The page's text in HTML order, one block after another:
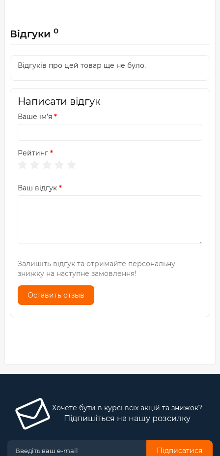
Відгуки 0
Відгуків про цей товар ще не було.
Написати відгук
Ваше ім’я
Рейтинг
Ваш відгук
Залишіть відгук та отримайте персональну
знижку на наступне замовлення!
Оставить отзыв
Хочете бути в курсі всіх акцій та знижок?
Підпишіться на нашу розсилку
Підписатися